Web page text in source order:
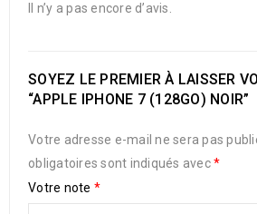
Il n’y a pas encore d’avis.
SOYEZ LE PREMIER À LAISSER
“APPLE IPHONE 7 (128GO) NOIR”
Votre adresse e-mail ne sera pas
obligatoires sont indiqués avec*
Votre note *